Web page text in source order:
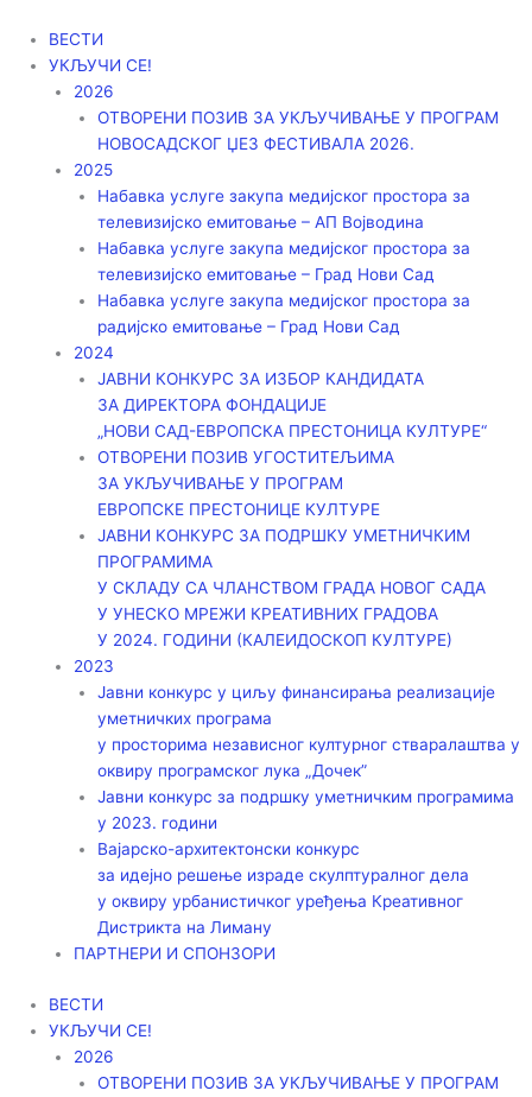
садржај
ВЕСТИ
УКЉУЧИ СЕ!
2026
ОТВОРЕНИ ПОЗИВ ЗА УКЉУЧИВАЊЕ У ПРОГРАМ
НОВОСАДСКОГ ЏЕЗ ФЕСТИВАЛА 2026.
2025
Набавка услуге закупа медијског простора за
телевизијско емитовање – АП Војводинa
Набавка услуге закупа медијског простора за
телевизијско емитовање – Град Нови Сад
Набавка услуге закупа медијског простора за
радијско емитовање – Град Нови Сад
2024
ЈАВНИ КОНКУРС ЗА ИЗБОР КАНДИДАТА
ЗА ДИРЕКТОРА ФОНДАЦИЈЕ
„НОВИ САД-ЕВРОПСКА ПРЕСТОНИЦА КУЛТУРЕ“
ОТВОРЕНИ ПОЗИВ УГОСТИТЕЉИМА
ЗА УКЉУЧИВАЊЕ У ПРОГРАМ
ЕВРОПСКЕ ПРЕСТОНИЦЕ КУЛТУРЕ
ЈАВНИ КОНКУРС ЗА ПОДРШКУ УМЕТНИЧКИМ
ПРОГРАМИМА
У СКЛАДУ СА ЧЛАНСТВОМ ГРАДА НОВОГ САДА
У УНЕСКО МРЕЖИ КРЕАТИВНИХ ГРАДОВА
У 2024. ГОДИНИ (КАЛЕИДОСКОП КУЛТУРЕ)
2023
Јавни конкурс у циљу финансирања реализације
уметничких програма
у просторима независног културног стваралаштва у
оквиру програмског лука „Дочек”
Јавни конкурс за подршку уметничким програмима
у 2023. години
Вајарско-архитектонски конкурс
за идејно решење израде скулптуралног дела
у оквиру урбанистичког уређења Креативног
Дистрикта на Лиману
ПАРТНЕРИ И СПОНЗОРИ
ВЕСТИ
УКЉУЧИ СЕ!
2026
ОТВОРЕНИ ПОЗИВ ЗА УКЉУЧИВАЊЕ У ПРОГРАМ